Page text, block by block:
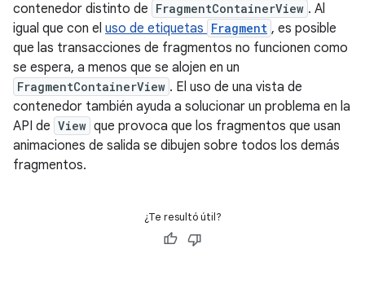
contenedor distinto de FragmentContainerView . Al
igual que con el uso de etiquetas Fragment , es posible
que las transacciones de fragmentos no funcionen como
se espera, a menos que se alojen en un
FragmentContainerView . El uso de una vista de
contenedor también ayuda a solucionar un problema en la
API de View que provoca que los fragmentos que usan
animaciones de salida se dibujen sobre todos los demás
fragmentos.
¿Te resultó útil?